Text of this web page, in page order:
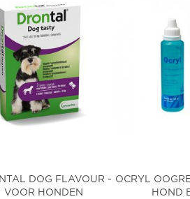
DOG FLAVOUR -
VOOR HONDEN
OCRYL
HOND